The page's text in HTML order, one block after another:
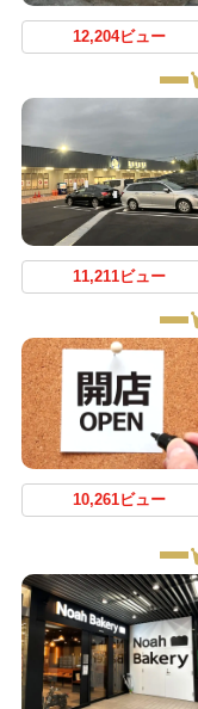
12,204ビュー
11,211ビュー
10,261ビュー